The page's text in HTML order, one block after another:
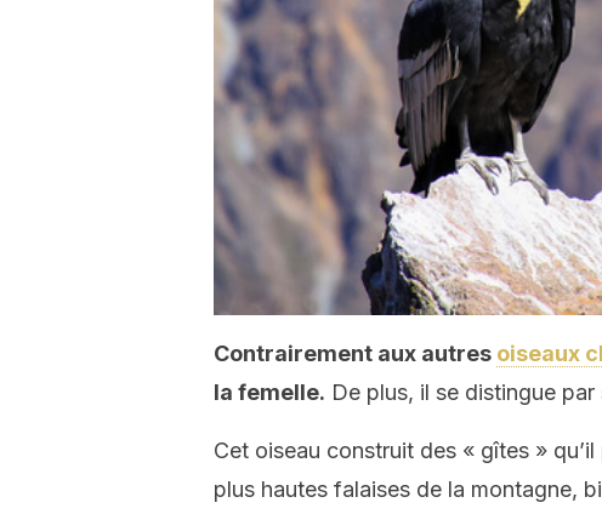
Contrairement aux autres oiseaux
la femelle. De plus, il se distingue
Cet oiseau construit des « gîtes »
plus hautes falaises de la montagne,